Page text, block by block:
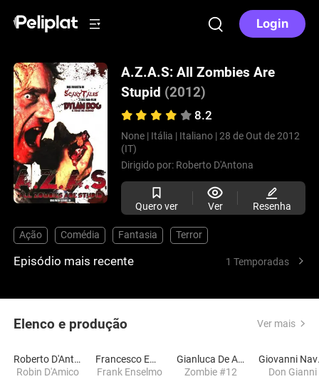
Login
A.Z.A.S: All Zombies Are
Stupid (2012)
8.2
None | Itália | Italiano | 28 de Out de 2012
(IT)
Dirigido por: Roberto D'Antona
Quero ver Ver Resenha
Ação Comédia Fantasia Terror
Episódio mais recente 1 Temporadas
Elenco e produção Ver mais
Roberto D'Antona
Robin D'Amico
Francesco Emulo
Frank Enselmo
Gianluca De Angelis
Zombie #12
Don Gianni